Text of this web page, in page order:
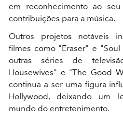
em reconhecimento ao
contribuições para a música.
Outros projetos notáveis
filmes como "Eraser" e
outras séries de
Housewives" e "The Good
continua a ser uma figura
Hollywood, deixando um
mundo do entretenimento.